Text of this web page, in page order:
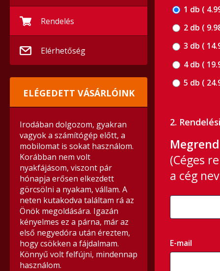
Rendelés
Elérhetőség
ELÉGEDETT VÁSÁRLÓINK
Irodában dolgozom, gyakran
vagyok a számítógép előtt, a
mobilomat is sokat használom.
Korábban nem volt
nyakfájásom, viszont pár
hónapja erősen elkezdett
görcsölni a nyakam, vállam. A
neten kutakodva találtam rá az
Önök megoldására. Igazán
kényelmes ez a párna, már az
első negyedóra után éreztem,
hogy csökken a fájdalmam.
Könnyű volt felfújni, mindennap
használom.
1 db (
2 db (
3 db (
4 db (
5 db (
2.
(Céges
a cég
E-mail